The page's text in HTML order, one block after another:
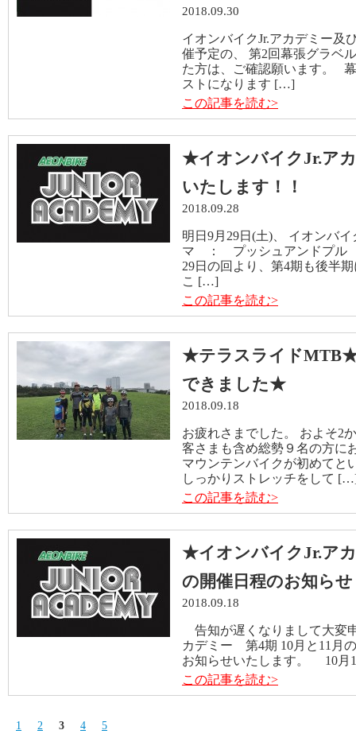
2018.09.30
イオンバイクJr.アカデミー及
催予定の、 第2回幕張グラベ
た方は、ご確認願います。
ストになります […]
この記事を読む>
★イオンバイクJr.ア
いたします！！
2018.09.28
明日9月29日(土)、 イオンバ
マ ： プッシュアンドプル
29日の回より、第4期も後半
こ […]
この記事を読む>
★テラスライドMTB★
できました★
2018.09.18
お疲れさまでした。 およそ2
客さまも含め総勢９名の方
マウンテンバイクが初めてと
しっかりストレッチをして
この記事を読む>
★イオンバイクJr.ア
の開催日程のお知らせ
2018.09.18
告知が遅くなりまして大変
カデミー 第4期 10月と11月
お知らせいたします。 10月
この記事を読む>
1 2 3 4 5